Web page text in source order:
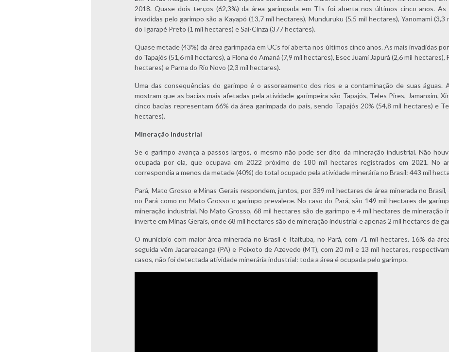
2018. Quase dois terços (62,3%) da área garimpada em TIs foi aberta nos últimos cinco anos. As
invadidas pelo garimpo são a Kayapó (13,7 mil hectares), Munduruku (5,5 mil hectares), Yanomami (3,3
do Igarapé Preto (1 mil hectares) e Sai-Cinza (377 hectares).
Quase metade (43%) da área garimpada em UCs foi aberta nos últimos cinco anos. As mais invadidas
do Tapajós (51,6 mil hectares), a Flona do Amaná (7,9 mil hectares), Esec Juami Japurá (2,6 mil hectares),
hectares) e Parna do Rio Novo (2,3 mil hectares).
Uma das consequências do garimpo é o assoreamento dos rios e a contaminação de suas águas.
mostram que as bacias mais afetadas pela atividade garimpeira são Tapajós, Teles Pires, Jamanxim,
cinco bacias representam 66% da área garimpada do país, sendo Tapajós 20% (54,8 mil hectares) e
hectares).
Mineração industrial
Se o garimpo avança a passos largos, o mesmo não pode ser dito da mineração industrial. Não
ocupada por ela, que ocupava em 2022 próximo de 180 mil hectares registrados em 2021. No
correspondia a menos da metade (40%) do total ocupado pela atividade minerária no Brasil: 443 mil
Pará, Mato Grosso e Minas Gerais respondem, juntos, por 339 mil hectares de área minerada no
no Pará como no Mato Grosso o garimpo prevalece. No caso do Pará, são 149 mil hectares de
mineração industrial. No Mato Grosso, 68 mil hectares são de garimpo e 4 mil hectares de mineração
inverte em Minas Gerais, onde 68 mil hectares são de mineração industrial e apenas 2 mil hectares de
O município com maior área minerada no Brasil é Itaituba, no Pará, com 71 mil hectares, 16% da
seguida vêm Jacareacanga (PA) e Peixoto de Azevedo (MT), com 20 mil e 13 mil hectares,
casos, não foi detectada atividade minerária industrial: toda a área é ocupada pelo garimpo.